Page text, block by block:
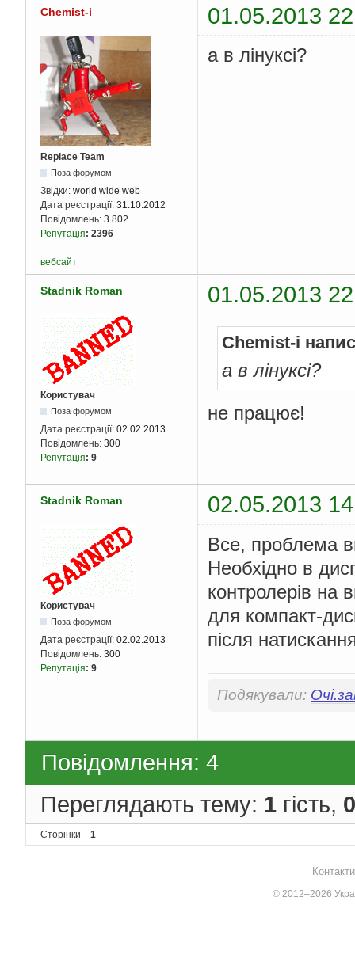
Chemist-i 01.05.2013
Replace Team
Поза форумом
Звідки: world wide web
Дата реєстрації: 31.10.2012
Повідомлень: 3 802
Репутація: 2396
а в лінуксі?
вебсайт
Stadnik Roman 01.05.2013
Користувач
Поза форумом
Дата реєстрації: 02.02.2013
Повідомлень: 300
Репутація: 9
Chemist-i
а в лінуксі?
не працює!
Stadnik Roman 02.05.2013
Користувач
Поза форумом
Дата реєстрації: 02.02.2013
Повідомлень: 300
Репутація: 9
Все, проблема
Необхідно в
контролерів на
для компакт-
після
Подякували:
Повідомлення: 4
Переглядають тему: 1 гість, 0
Сторінки 1
© 2012–2026